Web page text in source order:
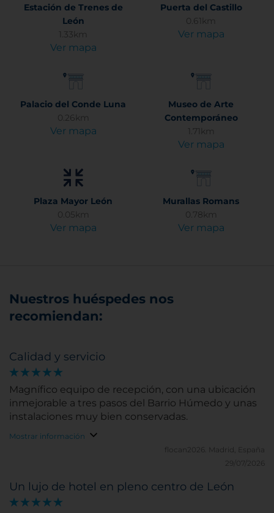
Estación de Trenes de
León
1.33km
Ver mapa
Puerta del Castillo
0.61km
Ver mapa
Palacio del Conde Luna
0.26km
Ver mapa
Museo de Arte
Contemporáneo
1.71km
Ver mapa
Plaza Mayor León
0.05km
Ver mapa
Murallas Romans
0.78km
Ver mapa
Nuestros huéspedes nos
recomiendan:
Calidad y servicio
Magnífico equipo de recepción, con una ubicación
inmejorable a tres pasos del Barrio Húmedo y unas
instalaciones muy bien conservadas.
Mostrar información
flocan2026.
Madrid, España
29/07/2026
Un lujo de hotel en pleno centro de León